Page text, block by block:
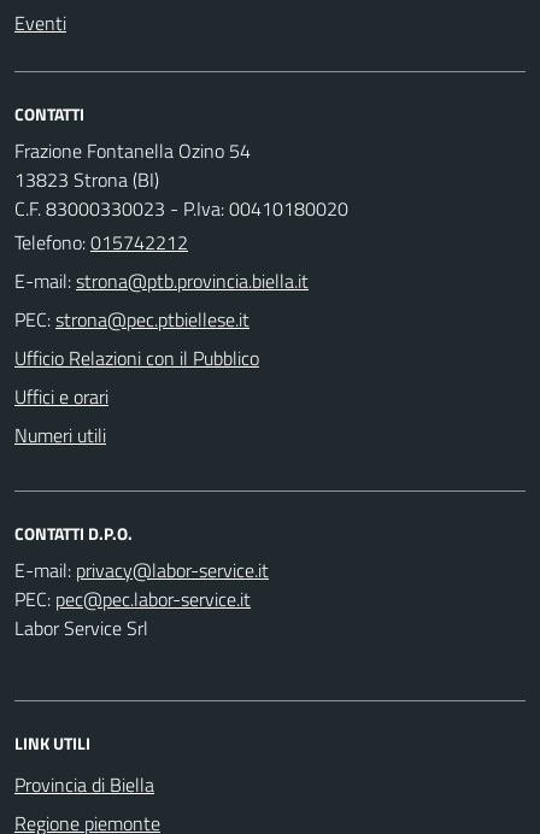
Eventi
CONTATTI
Frazione Fontanella Ozino 54
13823 Strona (BI)
C.F. 83000330023 - P.Iva: 00410180020
Telefono:015742212
E-mail:
PEC:
Ufficio Relazioni con il Pubblico
Uffici e orari
Numeri utili
CONTATTI D.P.O.
E-mail:
PEC:
Labor Service Srl
LINK UTILI
Provincia di Biella
Regione piemonte